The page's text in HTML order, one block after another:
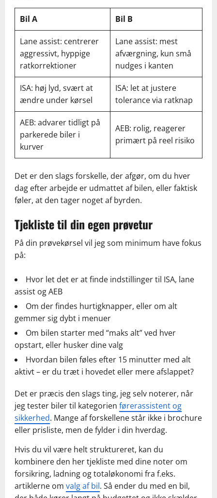
Bil A Bil B
Lane assist: centrerer
aggressivt, hyppige
ratkorrektioner
Lane assist: mest
afværgning, kun små
nudges i kanten
ISA: høj lyd, svært at
ændre under kørsel
ISA: let at justere
tolerance via ratknap
AEB: advarer tidligt på
parkerede biler i
kurver
AEB: rolig, reagerer
primært på reel risiko
Det er den slags forskelle, der afgør, om du hver
dag efter arbejde er udmattet af bilen, eller faktisk
føler, at den tager noget af byrden.
Tjekliste til din egen prøvetur
På din prøvekørsel vil jeg som minimum have fokus
på:
Hvor let det er at finde indstillinger til ISA, lane
assist og AEB
Om der findes hurtigknapper, eller om alt
gemmer sig dybt i menuer
Om bilen starter med “maks alt” ved hver
opstart, eller husker dine valg
Hvordan bilen føles efter 15 minutter med alt
aktivt – er du træt i hovedet eller mere afslappet?
Det er præcis den slags ting, jeg selv noterer, når
jeg tester biler til kategorien førerassistent og
sikkerhed. Mange af forskellene står ikke i brochure
eller prisliste, men de fylder i din hverdag.
Hvis du vil være helt struktureret, kan du
kombinere den her tjekliste med dine noter om
forsikring, ladning og totaløkonomi fra f.eks.
artiklerne om valg af bil. Så ender du med en bil,